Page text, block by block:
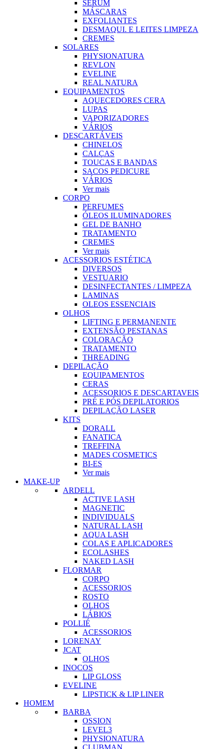
SERUM
MÁSCARAS
EXFOLIANTES
DESMAQUI. E LEITES LIMPEZA
CREMES
SOLARES
PHYSIONATURA
REVLON
EVELINE
REAL NATURA
EQUIPAMENTOS
AQUECEDORES CERA
LUPAS
VAPORIZADORES
VÁRIOS
DESCARTÁVEIS
CHINELOS
CALÇAS
TOUCAS E BANDAS
SACOS PEDICURE
VÁRIOS
Ver mais
CORPO
PERFUMES
ÓLEOS ILUMINADORES
GEL DE BANHO
TRATAMENTO
CREMES
Ver mais
ACESSORIOS ESTÉTICA
DIVERSOS
VESTUARIO
DESINFECTANTES / LIMPEZA
LAMINAS
OLEOS ESSENCIAIS
OLHOS
LIFTING E PERMANENTE
EXTENSÃO PESTANAS
COLORAÇÃO
TRATAMENTO
THREADING
DEPILAÇÃO
EQUIPAMENTOS
CERAS
ACESSORIOS E DESCARTAVEIS
PRÉ E PÓS DEPILATORIOS
DEPILAÇÃO LASER
KITS
DORALL
FANATICA
TREFFINA
MADES COSMETICS
BI-ES
Ver mais
MAKE-UP
ARDELL
ACTIVE LASH
MAGNETIC
INDIVIDUALS
NATURAL LASH
AQUA LASH
COLAS E APLICADORES
ECOLASHES
NAKED LASH
FLORMAR
CORPO
ACESSORIOS
ROSTO
OLHOS
LÁBIOS
POLLIÉ
ACESSORIOS
LORENAY
JCAT
OLHOS
INOCOS
LIP GLOSS
EVELINE
LIPSTICK & LIP LINER
HOMEM
BARBA
OSSION
LEVEL3
PHYSIONATURA
CLUBMAN